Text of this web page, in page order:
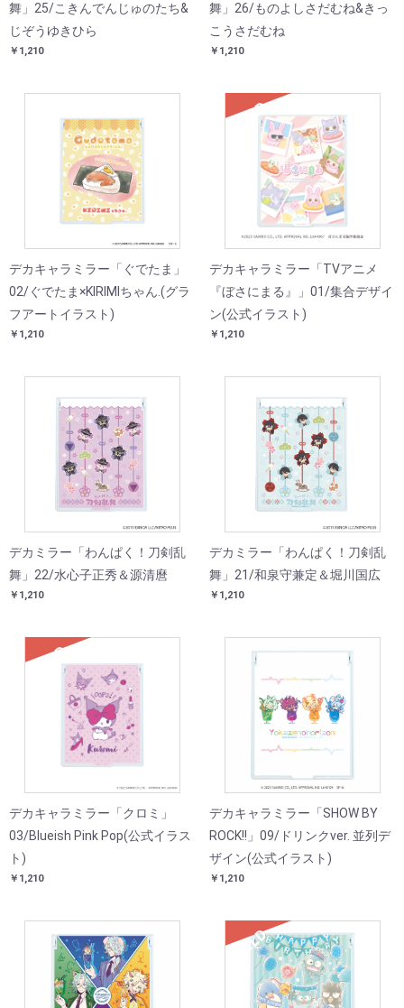
舞」25/こきんでんじゅのたち&
じぞうゆきひら
￥1,210
舞」26/ものよしさだむね&きっ
こうさだむね
￥1,210
デカキャラミラー「ぐでたま」
02/ぐでたま×KIRIMIちゃん.(グラ
フアートイラスト)
￥1,210
SOLD
デカキャラミラー「TVアニメ
『ぼさにまる』」01/集合デザイ
ン(公式イラスト)
￥1,210
デカミラー「わんぱく！刀剣乱
舞」22/水心子正秀＆源清麿
￥1,210
デカミラー「わんぱく！刀剣乱
舞」21/和泉守兼定＆堀川国広
￥1,210
SOLD
デカキャラミラー「クロミ」
03/Blueish Pink Pop(公式イラス
ト)
￥1,210
デカキャラミラー「SHOW BY
ROCK!!」09/ドリンクver. 並列デ
ザイン(公式イラスト)
￥1,210
SOLD